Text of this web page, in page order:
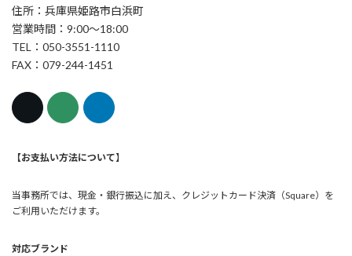
住所：兵庫県姫路市白浜町
営業時間：9:00～18:00
TEL：050-3551-1110
FAX：079-244-1451
【お支払い方法について】
当事務所では、現金・銀行振込に加え、クレジットカード決済（Square）を
ご利用いただけます。
対応ブランド